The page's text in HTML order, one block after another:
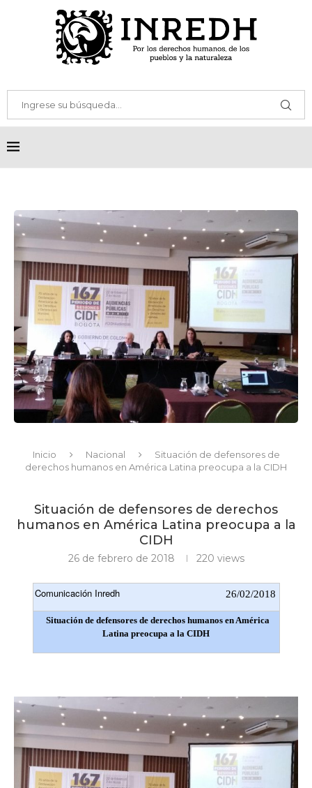
Inicio Nacional
Situación de defensores de
derechos humanos en América Latina preocupa a la CIDH
Situación de defensores de derechos
humanos en América Latina preocupa a la
CIDH
26 de febrero de 2018 220 views
Comunicación Inredh 26/02/2018
Situación de defensores de derechos humanos en América
Latina preocupa a la CIDH